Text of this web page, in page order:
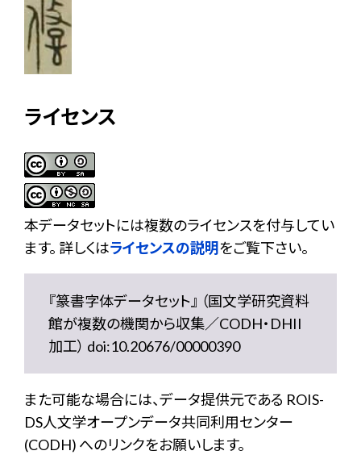
ライセンス
本データセットには複数のライセンスを付与してい
ます。 詳しくはライセンスの説明をご覧下さい。
『篆書字体データセット』 （国文学研究資料
館が複数の機関から収集／CODH・DHII
加工） doi:10.20676/00000390
また可能な場合には、データ提供元である ROIS-
DS人文学オープンデータ共同利用センター
(CODH) へのリンクをお願いします。